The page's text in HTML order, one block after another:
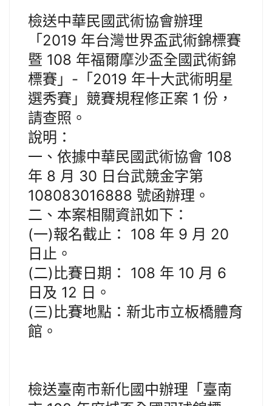
檢送中華民國武術協會辦理
「2019 年台灣世界盃武術錦標賽
暨 108 年福爾摩沙盃全國武術錦
標賽」-「2019 年十大武術明星
選秀賽」競賽規程修正案 1 份，
請查照。
說明：
一、依據中華民國武術協會 108
年 8 月 30 日台武競金字第
108083016888 號函辦理。
二、本案相關資訊如下：
(一)報名截止： 108 年 9 月 20
日止。
(二)比賽日期： 108 年 10 月 6
日及 12 日。
(三)比賽地點：新北市立板橋體育
館。
檢送臺南市新化國中辦理「臺南